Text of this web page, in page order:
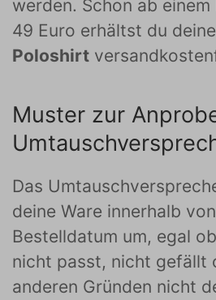
werden. Schon ab
49 Euro erhältst du
Poloshirt
Muster zur
Das
deine Ware innerhalb
Bestelldatum um, egal
nicht passt, nicht gefällt
anderen Gründen nicht